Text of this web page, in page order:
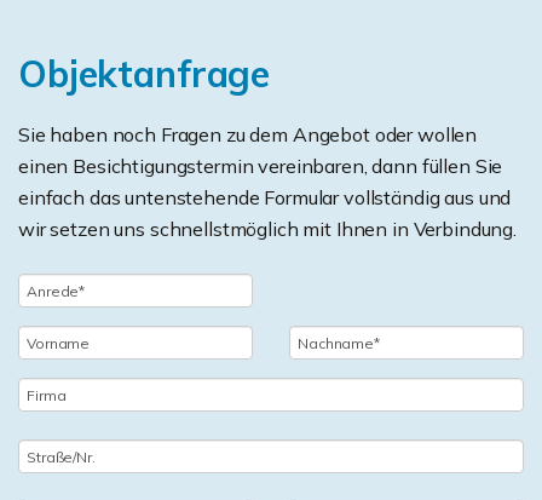
Objektanfrage
Sie haben noch Fragen zu dem Angebot oder wollen
einen Besichtigungstermin vereinbaren, dann füllen Sie
einfach das untenstehende Formular vollständig aus und
wir setzen uns schnellstmöglich mit Ihnen in Verbindung.